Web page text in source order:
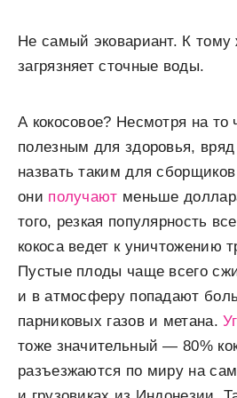
Не самый эковариант. К тому
загрязняет сточные воды.
А кокосовое? Несмотря на то
полезным для здоровья,
назвать таким для
они получают меньше
того, резкая популярность
кокоса ведет к уничтожению
Пустые плоды чаще всего
и в атмосферу попадают
парниковых газов и метана.
тоже значительный — 80%
разъезжаются по миру на